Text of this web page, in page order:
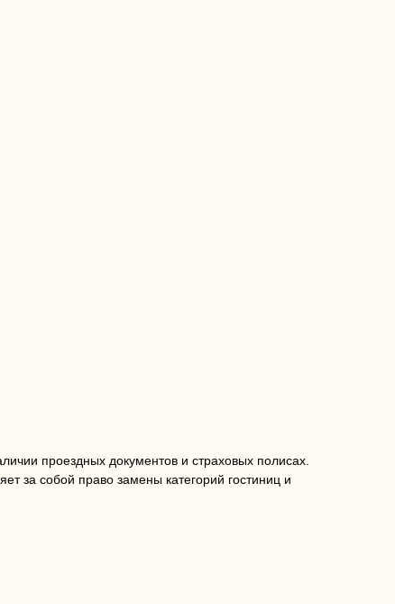
проездных документов и страховых полисах.
за собой право замены категорий гостиниц и